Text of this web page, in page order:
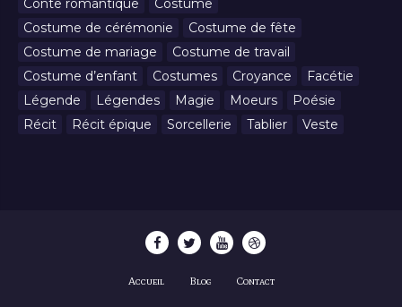
Conte romantique
Costume
Costume de cérémonie
Costume de fête
Costume de mariage
Costume de travail
Costume d’enfant
Costumes Croyance
Facétie
Légende
Légendes Magie Moeurs
Poésie
Récit
Récit épique Sorcellerie Tablier Veste
Accueil Blog Contact